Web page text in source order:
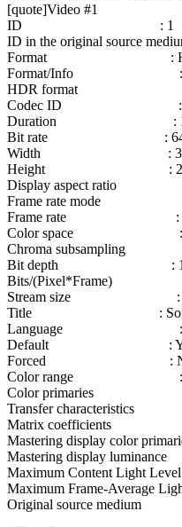
[quote]Video #1
ID : 1
ID in the original source
Format :
Format/Info : High
HDR format :
Codec ID :
Duration : 1 h
Bit rate : 64.5
Width : 3 840
Height : 2 160
Display aspect ratio
Frame rate mode :
Frame rate : 23.976
Color space :
Chroma subsampling
Bit depth : 10
Bits/(Pixel*Frame) :
Stream size : 44.5
Title :
Language :
Default :
Forced :
Color range :
Color primaries :
Transfer
Matrix coefficients :
Mastering display color
Mastering display
Maximum Content Light
Maximum Frame-Average
Original source